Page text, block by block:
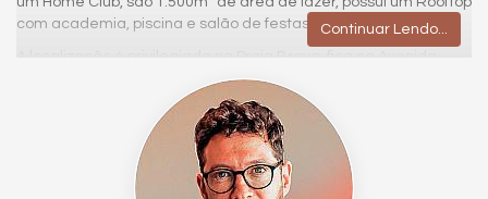
com academia, piscina e salão de festas
A localização é privilegiada na Praia Brava, fica na Avenida
Osvaldo Reis, que faz a ligação entre Balneário Camboriú e
O Pantai Brava House é ideal pra quem busca morar com
qualidade de vida, bem estar e ótima localização
Continuar Lendo...